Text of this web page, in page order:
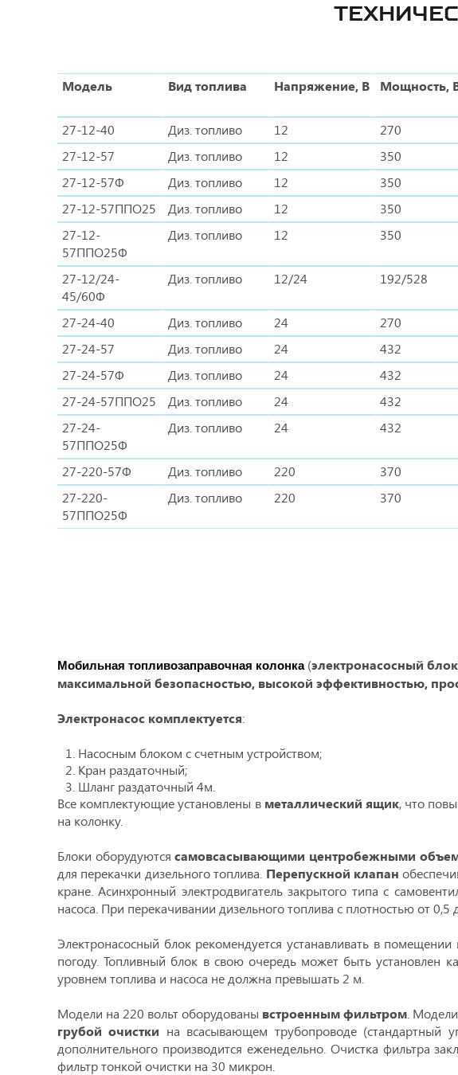
Модель Вид топлива Напряжение, В Мощность,
27-12-40 Диз. топливо 12 270
27-12-57
Диз. топливо 12 350
27-12-57Ф
Диз. топливо 12 350
27-12-57ППО25
Диз. топливо 12 350
27-12-
57ППО25Ф
Диз. топливо 12 350
27-12/24-
45/60Ф
Диз. топливо 12/24 192/528
27-24-40 Диз. топливо 24 270
27-24-57
Диз. топливо 24 432
27-24-57Ф
Диз. топливо 24 432
27-24-57ППО25
Диз. топливо 24 432
27-24-
57ППО25Ф
Диз. топливо 24 432
27-220-57Ф Диз. топливо 220 370
27-220-
57ППО25Ф
Диз. топливо 220 370
Мобильная топливозаправочная колонка(электронасосный
максимальной безопасностью, высокой эффективностью,
Электронасос комплектуется:
Насосным блоком с счетным устройством;
Кран раздаточный;
Шланг раздаточный 4м.
Все комплектующие установлены в металлический ящик, что
на колонку.
Блоки оборудуютсясамовсасывающими центробежными
для перекачки дизельного топлива. Перепускной клапан
кране. Асинхронный электродвигатель закрытого типа с
насоса. При перекачивании дизельного топлива с плотностью от
Электронасосный блок рекомендуется устанавливать в
погоду. Топливный блок в свою очередь может быть установлен
уровнем топлива и насоса не должна превышать 2 м.
Модели на 220 вольт оборудованы встроенным фильтром .
грубой очистки на всасывающем трубопроводе (стандартный
дополнительного производится еженедельно. Очистка фильтра
фильтр тонкой очистки на 30 микрон.